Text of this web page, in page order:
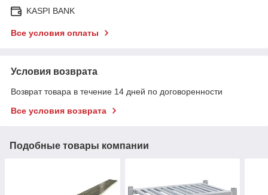
KASPI BANK
Все условия оплаты
Условия возврата
Возврат товара в течение 14 дней по договоренности
Все условия возврата
Подобные товары компании